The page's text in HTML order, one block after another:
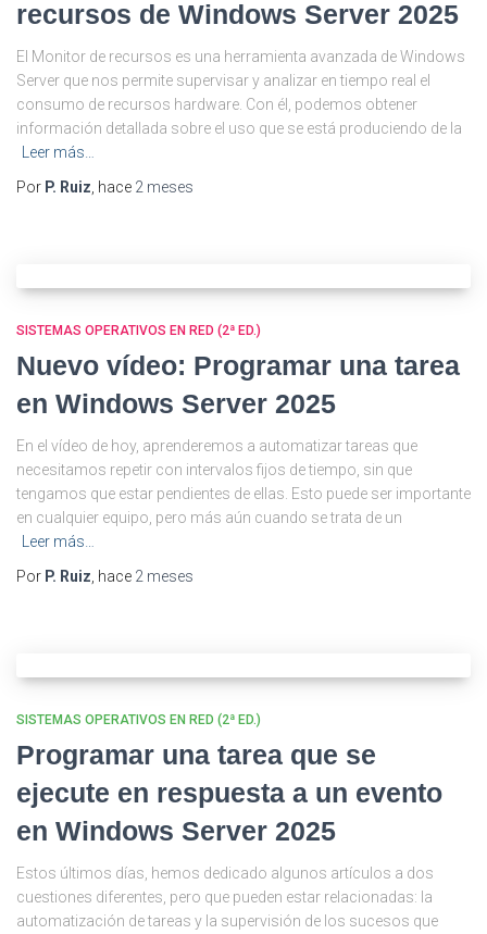
recursos de Windows Server 2025
El Monitor de recursos es una herramienta avanzada de Windows
Server que nos permite supervisar y analizar en tiempo real el
consumo de recursos hardware. Con él, podemos obtener
información detallada sobre el uso que se está produciendo de la
Leer más…
Por P. Ruiz , hace 2 meses
SISTEMAS OPERATIVOS EN RED (2ª ED.)
Nuevo vídeo: Programar una tarea
en Windows Server 2025
En el vídeo de hoy, aprenderemos a automatizar tareas que
necesitamos repetir con intervalos fijos de tiempo, sin que
tengamos que estar pendientes de ellas. Esto puede ser importante
en cualquier equipo, pero más aún cuando se trata de un
Leer más…
Por P. Ruiz , hace 2 meses
SISTEMAS OPERATIVOS EN RED (2ª ED.)
Programar una tarea que se
ejecute en respuesta a un evento
en Windows Server 2025
Estos últimos días, hemos dedicado algunos artículos a dos
cuestiones diferentes, pero que pueden estar relacionadas: la
automatización de tareas y la supervisión de los sucesos que